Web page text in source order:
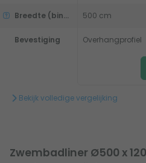
Breedte (binnenmaat)
Bevestiging
500 cm
Overhangprofiel
Bekijk volledige vergelijking
Zwembadliner Ø500 x